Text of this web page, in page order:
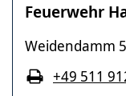
Feuerwehr
Weidendamm
+49 511